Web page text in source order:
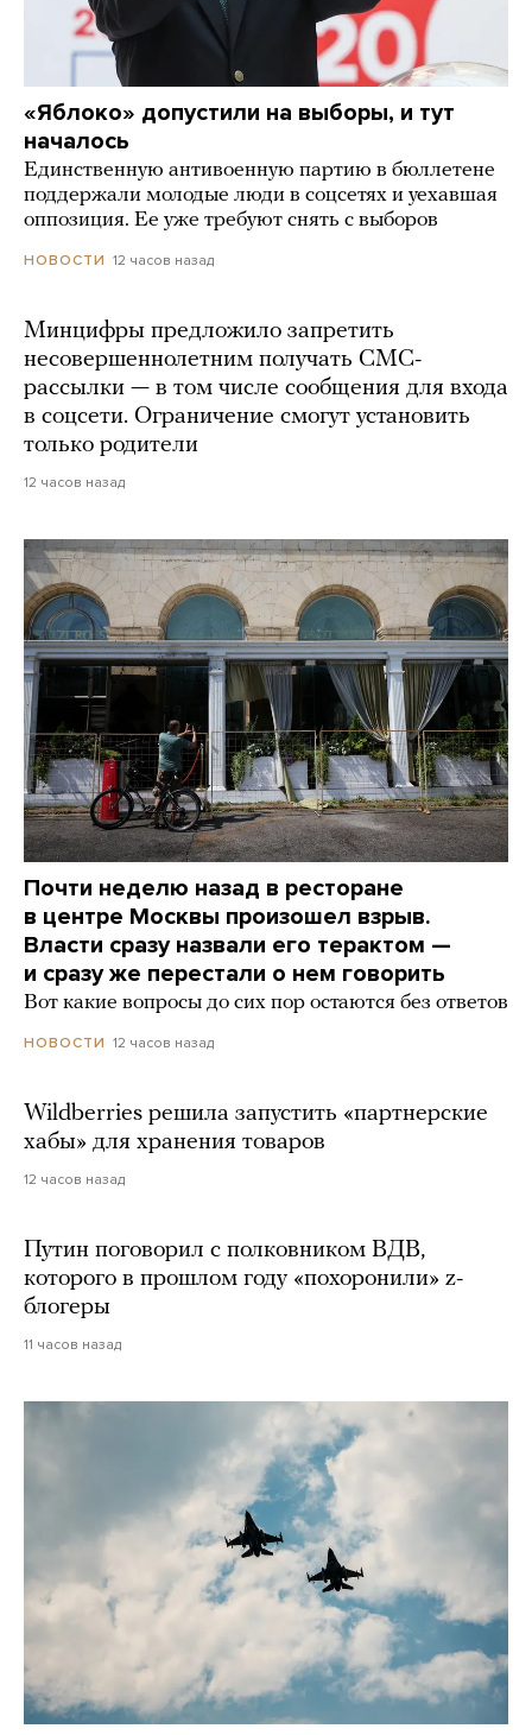
«Яблоко» допустили на выборы, и тут
началось
Единственную антивоенную партию в бюллетене
поддержали молодые люди в соцсетях и уехавшая
оппозиция. Ее уже требуют снять с выборов
НОВОСТИ 12 часов назад
Минцифры предложило запретить
несовершеннолетним получать СМС-
рассылки — в том числе сообщения для входа
в соцсети. Ограничение смогут установить
только родители
12 часов назад
Почти неделю назад в ресторане
в центре Москвы произошел взрыв.
Власти сразу назвали его терактом —
и сразу же перестали о нем говорить
Вот какие вопросы до сих пор остаются без ответов
НОВОСТИ 12 часов назад
Wildberries решила запустить «партнерские
хабы» для хранения товаров
12 часов назад
Путин поговорил с полковником ВДВ,
которого в прошлом году «похоронили» z-
блогеры
11 часов назад